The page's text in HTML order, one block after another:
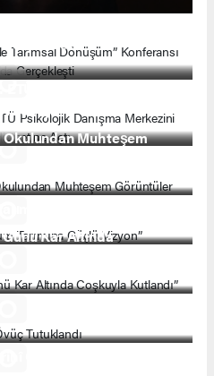
Gerçekleşti
Açtı
Muhteşem
Kar Altında